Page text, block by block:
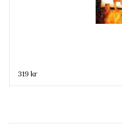
319 kr